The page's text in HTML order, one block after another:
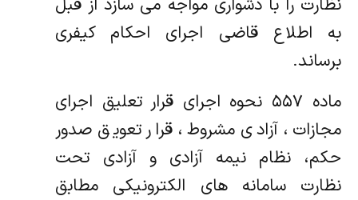
نظارت را با دشواری مواجه می سازد از قبل
به اطلاع قاضی اجرای احکام کیفری
برساند.
ماده ۵۵۷ نحوه اجرای قرار تعلیق اجرای
مجازات، آزادی مشروط، قرار تعویق صدور
حکم، نظام نیمه آزادی و آزادی تحت
نظارت سامانه‏ های الکترونیکی مطابق